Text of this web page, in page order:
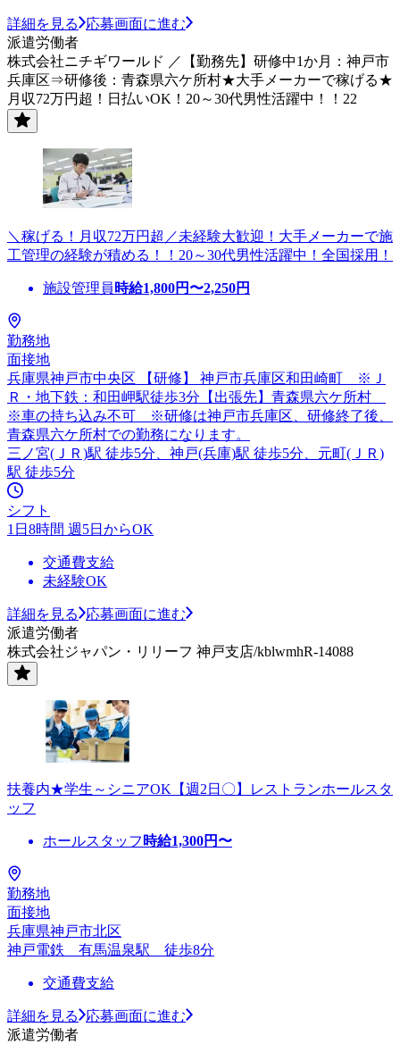
詳細を見る
応募画面に進む
派遣労働者
株式会社ニチギワールド ／【勤務先】研修中1か月：神戸市
兵庫区⇒研修後：青森県六ケ所村★大手メーカーで稼げる★
月収72万円超！日払いOK！20～30代男性活躍中！！22
＼稼げる！月収72万円超／未経験大歓迎！大手メーカーで施
工管理の経験が積める！！20～30代男性活躍中！全国採用！
施設管理員 時給1,800円〜2,250円
勤務地
面接地
兵庫県神戸市中央区 【研修】 神戸市兵庫区和田崎町 ※Ｊ
Ｒ・地下鉄：和田岬駅徒歩3分【出張先】青森県六ケ所村
※車の持ち込み不可 ※研修は神戸市兵庫区、研修終了後、
青森県六ケ所村での勤務になります。
三ノ宮(ＪＲ)駅 徒歩5分、神戸(兵庫)駅 徒歩5分、元町(ＪＲ)
駅 徒歩5分
シフト
1日8時間 週5日からOK
交通費支給
未経験OK
詳細を見る
応募画面に進む
派遣労働者
株式会社ジャパン・リリーフ 神戸支店/kblwmhR-14088
扶養内★学生～シニアOK【週2日〇】レストランホールスタ
ッフ
ホールスタッフ 時給1,300円〜
勤務地
面接地
兵庫県神戸市北区
神戸電鉄 有馬温泉駅 徒歩8分
交通費支給
詳細を見る
応募画面に進む
派遣労働者